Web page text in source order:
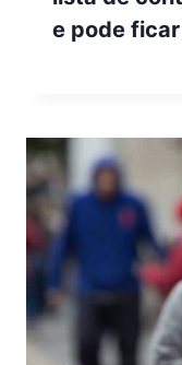
e pode